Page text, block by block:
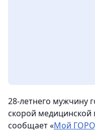
28-летнего мужчину
скорой
сообщает «Мой